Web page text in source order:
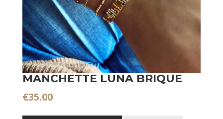
MANCHETTE LUNA BRIQUE
€35.00